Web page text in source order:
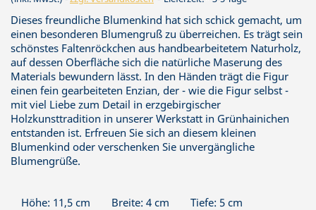
Dieses freundliche Blumenkind hat sich schick gemacht, um
einen besonderen Blumengruß zu überreichen. Es trägt sein
schönstes Faltenröckchen aus handbearbeitetem Naturholz,
auf dessen Oberfläche sich die natürliche Maserung des
Materials bewundern lässt. In den Händen trägt die Figur
einen fein gearbeiteten Enzian, der - wie die Figur selbst -
mit viel Liebe zum Detail in erzgebirgischer
Holzkunsttradition in unserer Werkstatt in Grünhainichen
entstanden ist. Erfreuen Sie sich an diesem kleinen
Blumenkind oder verschenken Sie unvergängliche
Blumengrüße.
Höhe: 11,5 cm Breite: 4 cm Tiefe: 5 cm